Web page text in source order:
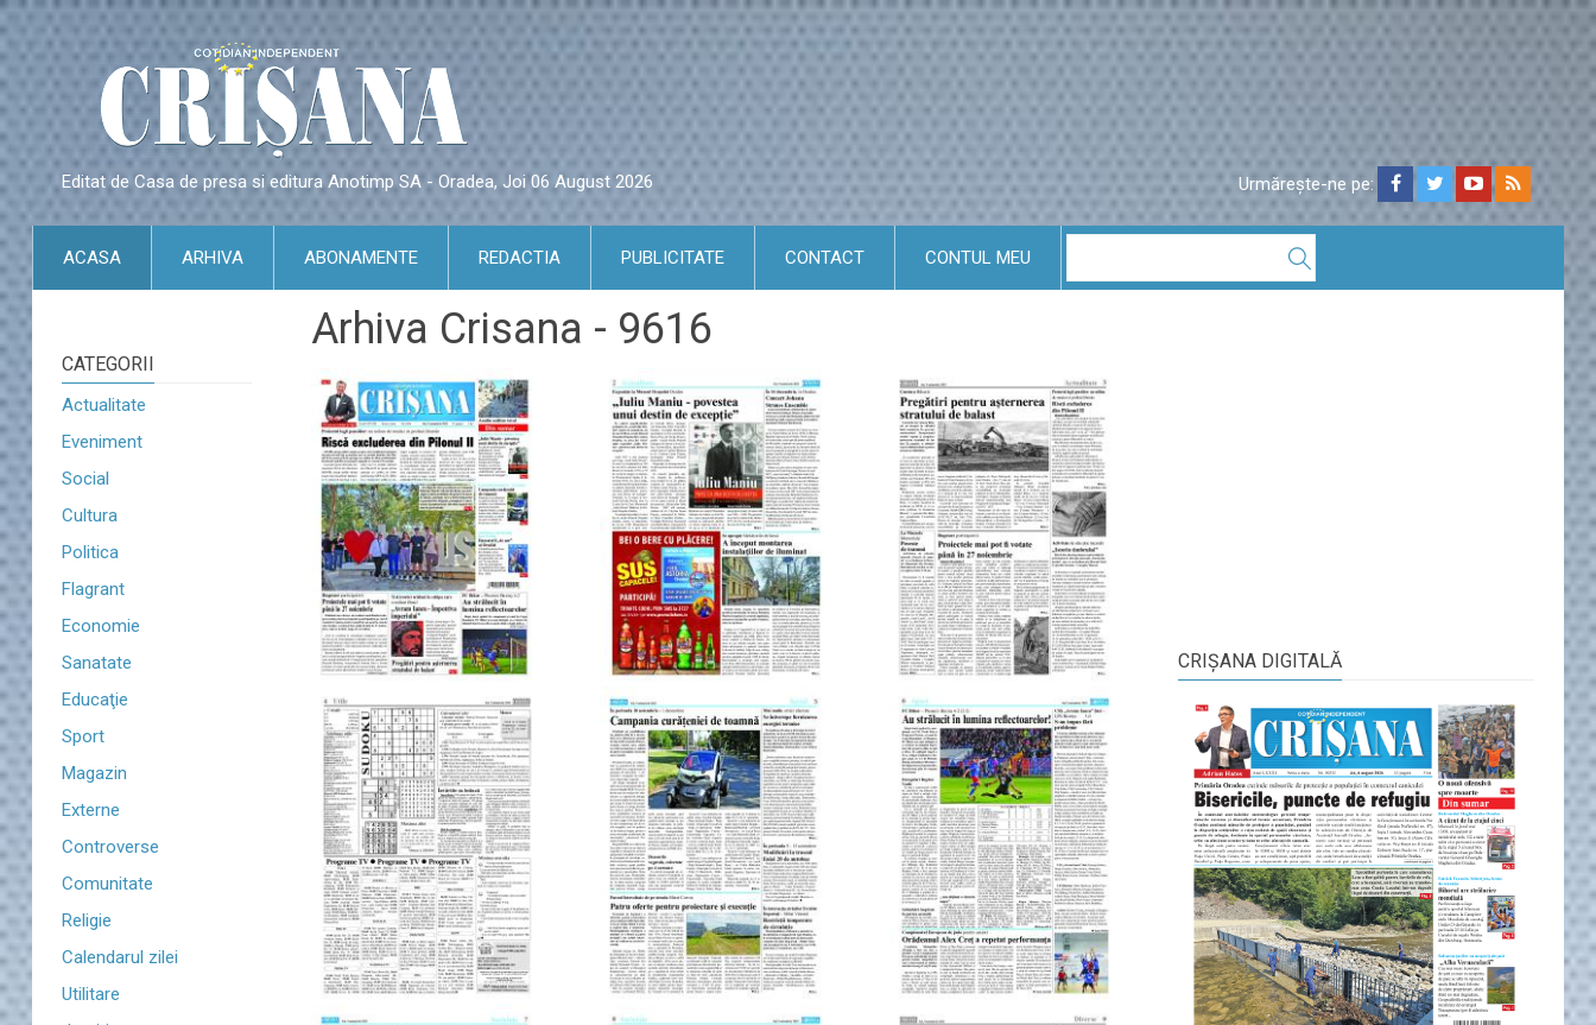
Editat de Casa de presa si editura Anotimp SA - Oradea, Joi 06 August 2026 Urmărește-ne pe:
ACASA ARHIVA ABONAMENTE REDACTIA PUBLICITATE CONTACT CONTUL MEU
CATEGORII
Actualitate
Eveniment
Social
Cultura
Politica
Flagrant
Economie
Sanatate
Educaţie
Sport
Magazin
Externe
Controverse
Comunitate
Religie
Calendarul zilei
Utilitare
Arhiva Crisana - 9616
CRIŞANA DIGITALĂ